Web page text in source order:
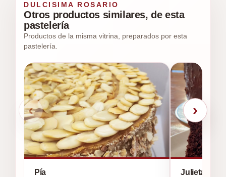
DULCISIMA ROSARIO
Otros productos similares, de esta
pastelería
Productos de la misma vitrina, preparados por esta
pastelería.
‹
Pía Julieta
›